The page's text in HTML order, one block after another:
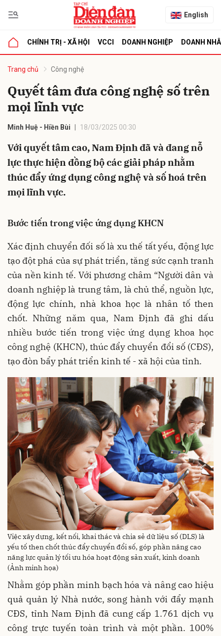
English
CHÍNH TRỊ - XÃ HỘI VCCI DOANH NGHIỆP DOANH
Trang chủ Công nghệ
Quyết tâm đưa công nghệ số trên
mọi lĩnh vực
Minh Huệ - Hiền Bùi 18/03/2025 00:30
Với quyết tâm cao, Nam Định đã và đang nỗ
lực thực hiện đồng bộ các giải pháp nhằm
thúc đẩy ứng dụng công nghệ và số hoá trên
mọi lĩnh vực.
Bước tiến trong việc ứng dụng KHCN
Xác định chuyển đối số là xu thế tất yếu, động lực
tạo đột phá của sự phát triển, tăng sức cạnh tranh
của nền kinh tế. Với phương châm “Người dân và
doanh nghiệp là trung tâm, là chủ thể, nguồn lực,
động lực chính, nhà khoa học là nhân tố then
chốt. Những năm qua, Nam Định đã ghi dấu
nhiều bước tiến trong việc ứng dụng khoa học
công nghệ (KHCN), thúc đẩy chuyển đổi số (CĐS),
tạo đòn bẩy phát triển kinh tế - xã hội của tỉnh.
Việc xây dựng, kết nối, khai thác và chia sẻ dữ liệu số (DLS) là
yếu tố then chốt thúc đẩy chuyển đổi số, góp phần nâng cao
năng lực quản lý tối ưu hóa hoạt động sản xuất, kinh doanh
(Ảnh minh họa)
Nhằm góp phần minh bạch hóa và nâng cao hiệu
quả quản lý Nhà nước, song hành với đẩy mạnh
CĐS, tỉnh Nam Định đã cung cấp 1.761 dịch vụ
công trực tuyến toàn trình và một phần. 100%
luận
Hủy